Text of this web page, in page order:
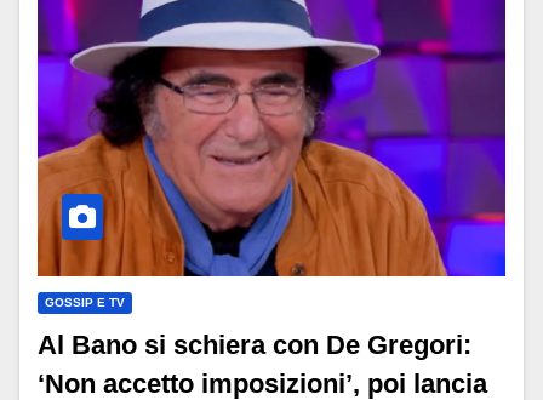
GOSSIP E TV
Al Bano si schiera con De Gregori:
‘Non accetto imposizioni’, poi lancia